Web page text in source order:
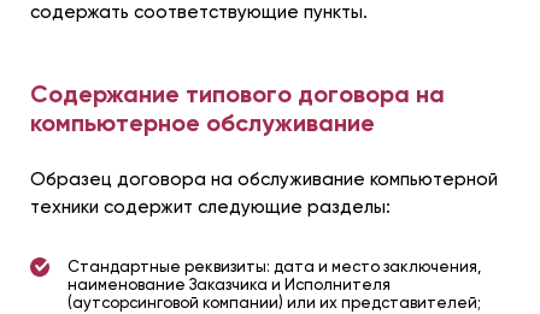
содержать соответствующие пункты.
Содержание типового договора на
компьютерное обслуживание
Образец договора на обслуживание компьютерной
техники содержит следующие разделы:
Стандартные реквизиты: дата и место заключения,
наименование Заказчика и Исполнителя
(аутсорсинговой компании) или их представителей;